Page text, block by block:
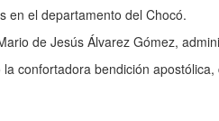
en el departamento del Chocó.
de Jesús Álvarez Gómez,
confortadora bendición